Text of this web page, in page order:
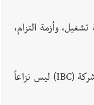
وأزمة التزام،
إن ما يجري بين بلدية صيدا وإدارة معمل شركة (IBC) ليس نزاعاً